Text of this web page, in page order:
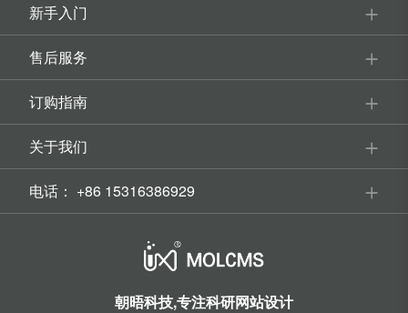
新手入门
售后服务
订购指南
关于我们
电话： +86 15316386929
朝晤科技,专注科研网站设计